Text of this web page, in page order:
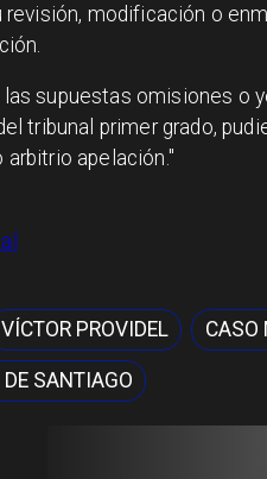
modificación o
supuestas omisiones o
tribunal primer grado,
apelación."
VÍCTOR PROVIDEL CASO
DE SANTIAGO